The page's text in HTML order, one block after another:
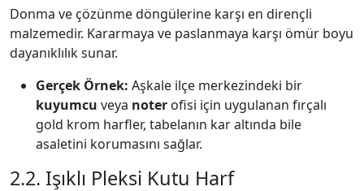
Donma ve çözünme döngülerine karşı en dirençli
malzemedir. Kararmaya ve paslanmaya karşı ömür boyu
dayanıklılık sunar.
Gerçek Örnek: Aşkale ilçe merkezindeki bir
kuyumcu veya noter ofisi için uygulanan fırçalı
gold krom harfler, tabelanın kar altında bile
asaletini korumasını sağlar.
2.2. Işıklı Pleksi Kutu Harf